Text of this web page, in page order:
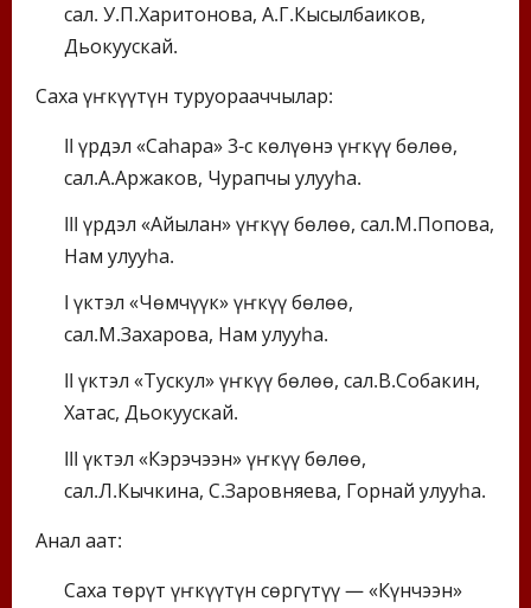
сал. У.П.Харитонова, А.Г.Кысылбаиков,
Дьокуускай.
Саха үҥкүүтүн туруорааччылар:
II үрдэл «Саһарҕа» 3-с көлүөнэ үҥкүү бөлөҕө,
сал.А.Аржаков, Чурапчы улууһа.
III үрдэл «Айылҕан» үҥкүү бөлөҕө, сал.М.Попова,
Нам улууһа.
I үктэл «Чөмчүүк» үҥкүү бөлөҕө,
сал.М.Захарова, Нам улууһа.
II үктэл «Тускул» үҥкүү бөлөҕө, сал.В.Собакин,
Хатас, Дьокуускай.
III үктэл «Кэрэчээн» үҥкүү бөлөҕө,
сал.Л.Кычкина, С.Заровняева, Горнай улууһа.
Анал аат:
Саха төрүт үҥкүүтүн сөргүтүү — «Күнчээн»